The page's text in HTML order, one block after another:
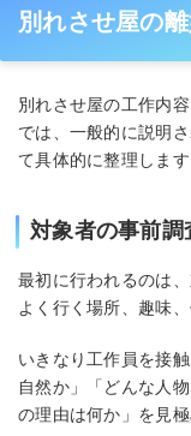
別れさせ屋の
別れさせ屋の工作内
では、一般的に説明
て具体的に整理します
対象者の事前調
最初に行われるのは
よく行く場所、趣味
いきなり工作員を接
自然か」「どんな人
の理由は何か」を見極